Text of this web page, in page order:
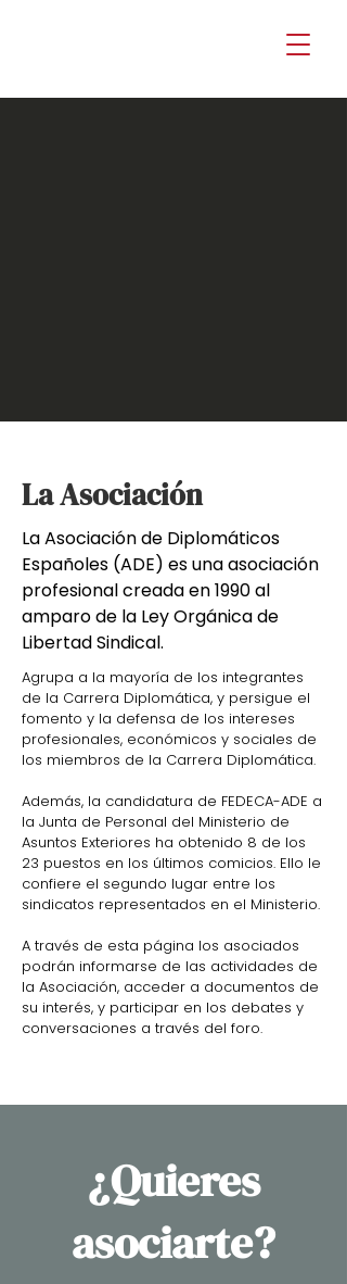
La Asociación
La Asociación de Diplomáticos
Españoles (ADE) es una asociación
profesional creada en 1990 al
amparo de la Ley Orgánica de
Libertad Sindical.
Agrupa a la mayoría de los integrantes
de la Carrera Diplomática, y persigue el
fomento y la defensa de los intereses
profesionales, económicos y sociales de
los miembros de la Carrera Diplomática.
Además, la candidatura de FEDECA-ADE a
la Junta de Personal del Ministerio de
Asuntos Exteriores ha obtenido 8 de los
23 puestos en los últimos comicios. Ello le
confiere el segundo lugar entre los
sindicatos representados en el Ministerio.
A través de esta página los asociados
podrán informarse de las actividades de
la Asociación, acceder a documentos de
su interés, y participar en los debates y
conversaciones a través del foro.
¿Quieres
asociarte?